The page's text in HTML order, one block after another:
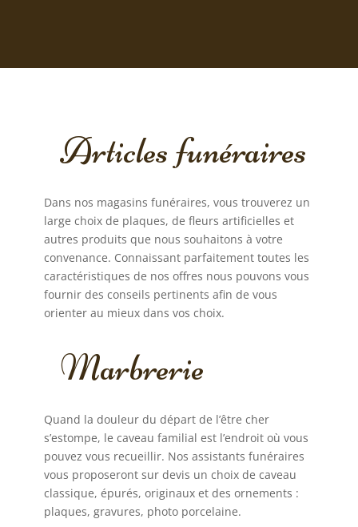
Articles funéraires
Dans nos magasins funéraires, vous trouverez un
large choix de plaques, de fleurs artificielles et
autres produits que nous souhaitons à votre
convenance. Connaissant parfaitement toutes les
caractéristiques de nos offres nous pouvons vous
fournir des conseils pertinents afin de vous
orienter au mieux dans vos choix.
Marbrerie
Quand la douleur du départ de l’être cher
s’estompe, le caveau familial est l’endroit où vous
pouvez vous recueillir. Nos assistants funéraires
vous proposeront sur devis un choix de caveau
classique, épurés, originaux et des ornements :
plaques, gravures, photo porcelaine.